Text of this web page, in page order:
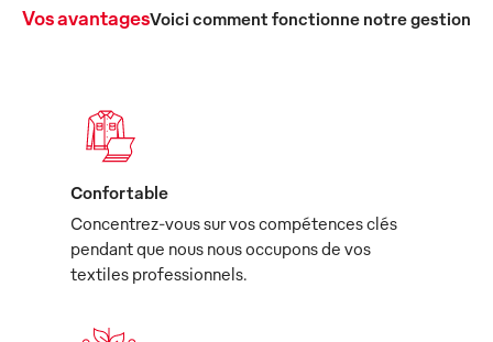
Vos avantagesVoici comment fonctionne notre gestion
Confortable
Concentrez-vous sur vos compétences clés
pendant que nous nous occupons de vos
textiles professionnels.